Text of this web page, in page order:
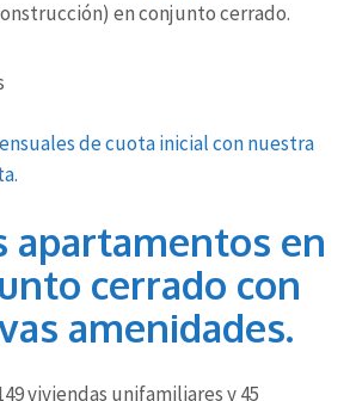
en conjunto cerrado.
de cuota inicial con nuestra
apartamentos en
cerrado con
amenidades.
viviendas unifamiliares y 45